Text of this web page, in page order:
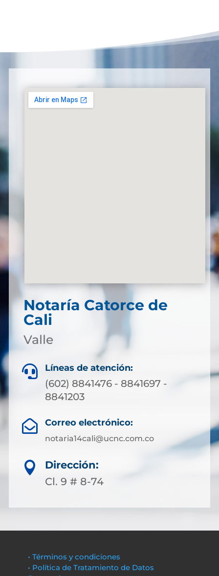
Notaría Catorce de
Cali
Valle
 Líneas de atención:
(602) 8841476 - 8841697 -
8841203
 Correo electrónico:
notaria14cali@ucnc.com.co

Dirección:
Cl. 9 # 8-74
• Términos y condiciones
• Política de Tratamiento de Datos